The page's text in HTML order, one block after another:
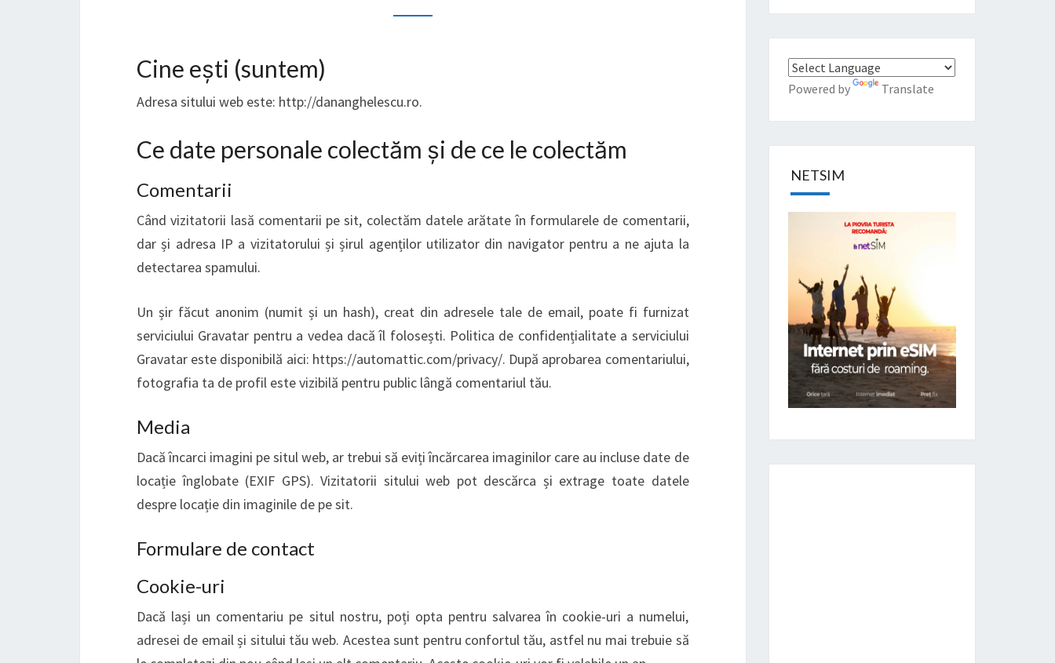
Cine ești (suntem)
Adresa sitului web este: http://dananghelescu.ro.
Ce date personale colectăm și de ce le colectăm
Comentarii
Când vizitatorii lasă comentarii pe sit, colectăm datele arătate în formularele de comentarii,
dar și adresa IP a vizitatorului și șirul agenților utilizator din navigator pentru a ne ajuta la
detectarea spamului.
Un șir făcut anonim (numit și un hash), creat din adresele tale de email, poate fi furnizat
serviciului Gravatar pentru a vedea dacă îl folosești. Politica de confidențialitate a serviciului
Gravatar este disponibilă aici: https://automattic.com/privacy/. După aprobarea comentariului,
fotografia ta de profil este vizibilă pentru public lângă comentariul tău.
Media
Dacă încarci imagini pe situl web, ar trebui să eviți încărcarea imaginilor care au incluse date de
locație înglobate (EXIF GPS). Vizitatorii sitului web pot descărca și extrage toate datele
despre locație din imaginile de pe sit.
Formulare de contact
Cookie-uri
Dacă lași un comentariu pe situl nostru, poți opta pentru salvarea în cookie-uri a numelui,
adresei de email și sitului tău web. Acestea sunt pentru confortul tău, astfel nu mai trebuie să
Powered by Translate
NETSIM